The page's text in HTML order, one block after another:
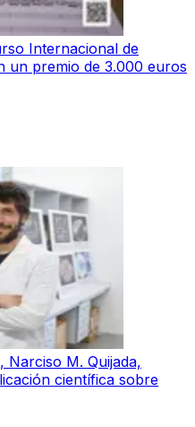
Internacional de
un premio de 3.000 euros
Narciso M. Quijada,
científica sobre